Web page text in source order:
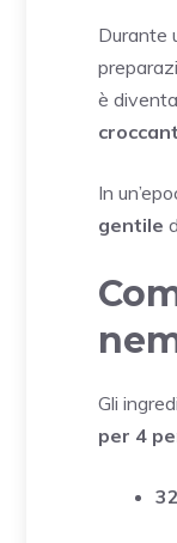
Durante
è
In
gentile
Gli
per 4